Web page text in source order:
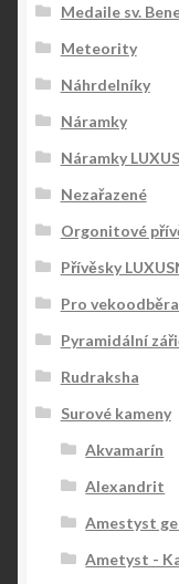
Medaile sv.
Meteority
Náhrdelníky
Náramky
Náramky
Nezařazené
Orgonitové
Přívěsky
Pro
Pyramidální
Rudraksha
Surové kameny
Akvamarín
Alexandrit
Amestyst
Ametyst -